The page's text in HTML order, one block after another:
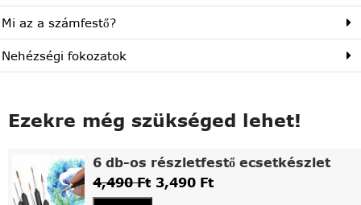
Mi az a számfestő?
Nehézségi fokozatok
Ezekre még szükséged lehet!
6 db-os részletfestő ecsetkészlet
4,490Ft 3,490 Ft